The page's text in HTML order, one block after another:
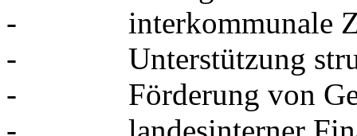
- interkommunale
- Unterstützung
- Förderung von